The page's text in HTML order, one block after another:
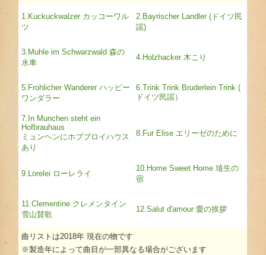
1.Kuckuckwalzer カッコーワル
ツ
2.Bayrischer Landler (ドイツ民
謡)
3.Muhle im Schwarzwald 森の
水車
4.Holzhacker 木こり
5.Frohlicher Wanderer ハッピー
ワンダラー
6.Trink Trink Bruderlein Trink (
ドイツ民謡）
7.In Munchen steht ein
Hofbrauhaus
ミュンヘンにホブブロイハウス
あり
8.Fur Elise エリーゼのために
9.Lorelei ローレライ
10.Home Sweet Home 埴生の
宿
11.Clementine クレメンタイン
雪山賛歌
12.Salut d'amour 愛の挨拶
曲リストは2018年 現在の物です
※製造年によって曲目が一部異なる場合がございます